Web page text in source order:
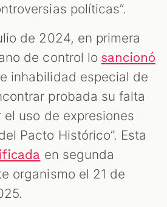
políticas”.
de 2024, en primera
de control lo sancionó
inhabilidad especial de
probada su falta
el uso de expresiones
Pacto Histórico”. Esta
en segunda
organismo el 21 de